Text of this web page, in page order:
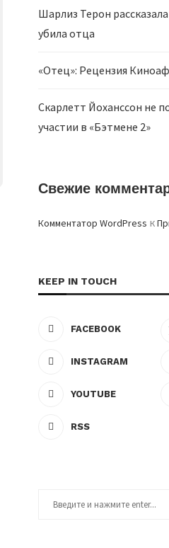
Шарлиз Терон
убила отца
«Отец»: Рецензия
Скарлетт Йоханссон не
участии в «Бэтмене 2»
Свежие
Комментатор WordPress к
KEEP IN TOUCH
FACEBOOK
INSTAGRAM
YOUTUBE
RSS